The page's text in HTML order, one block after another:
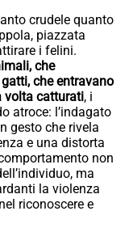
crudele quanto
piazzata
i felini.
che
che entravano
volta catturati, i
atroce: l’indagato
gesto che rivela
e una distorta
non
ma
la violenza
riconoscere e